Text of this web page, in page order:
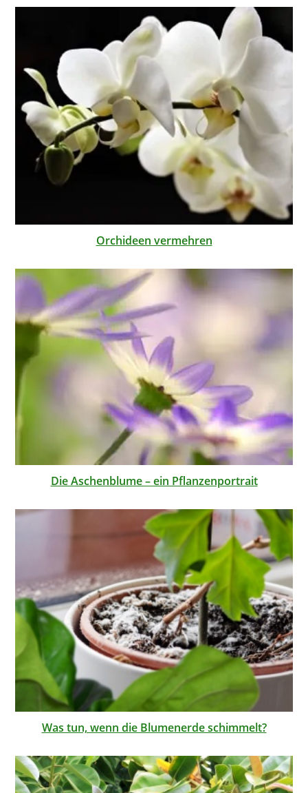
Orchideen vermehren
Die Aschenblume – ein Pflanzenportrait
Was tun, wenn die Blumenerde schimmelt?